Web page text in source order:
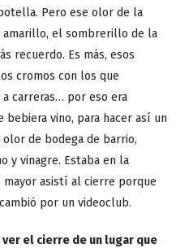
Pero ese olor de la
amarillo, el sombrerillo de la
recuerdo. Es más, esos
cromos con los que
a carreras… por eso era
vino, para hacer así un
de bodega de barrio,
y vinagre. Estaba en la
mayor asistí al cierre porque
por un videoclub.
el cierre de un lugar que